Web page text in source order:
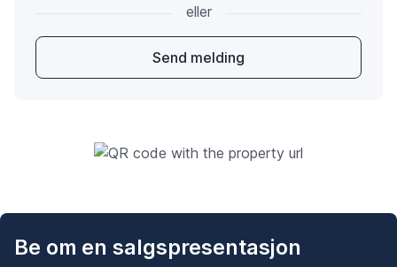
eller
Send melding
Be om en salgspresentasjon